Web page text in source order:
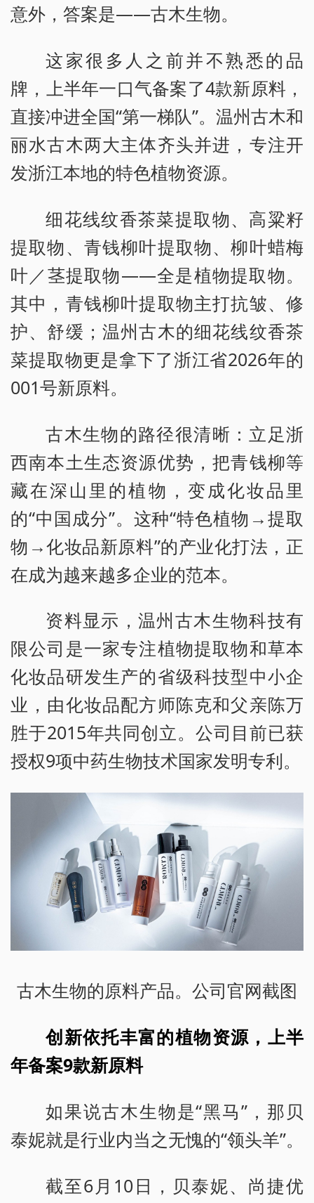
意外，答案是——古木生物。
这家很多人之前并不熟悉的品
牌，上半年一口气备案了4款新原料，
直接冲进全国“第一梯队”。温州古木和
丽水古木两大主体齐头并进，专注开
发浙江本地的特色植物资源。
细花线纹香茶菜提取物、高粱籽
提取物、青钱柳叶提取物、柳叶蜡梅
叶／茎提取物——全是植物提取物。
其中，青钱柳叶提取物主打抗皱、修
护、舒缓；温州古木的细花线纹香茶
菜提取物更是拿下了浙江省2026年的
001号新原料。
古木生物的路径很清晰：立足浙
西南本土生态资源优势，把青钱柳等
藏在深山里的植物，变成化妆品里
的“中国成分”。这种“特色植物→提取
物→化妆品新原料”的产业化打法，正
在成为越来越多企业的范本。
资料显示，温州古木生物科技有
限公司是一家专注植物提取物和草本
化妆品研发生产的省级科技型中小企
业，由化妆品配方师陈克和父亲陈万
胜于2015年共同创立。公司目前已获
授权9项中药生物技术国家发明专利。
古木生物的原料产品。公司官网截图
创新依托丰富的植物资源，上半
年备案9款新原料
如果说古木生物是“黑马”，那贝
泰妮就是行业内当之无愧的“领头羊”。
截至6月10日，贝泰妮、尚捷优